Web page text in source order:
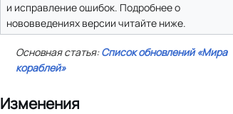
и исправление ошибок. Подробнее о
нововведениях версии читайте ниже.
Основная статья:Список обновлений «Мира
кораблей»
Изменения